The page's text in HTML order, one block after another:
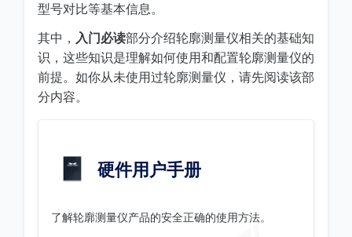
型号对比等基本信息。
其中， 入门必读部分介绍轮廓测量仪相关的基础知
识，这些知识是理解如何使用和配置轮廓测量仪的
前提。如你从未使用过轮廓测量仪，请先阅读该部
分内容。
硬件用户手册
了解轮廓测量仪产品的安全正确的使用方法。